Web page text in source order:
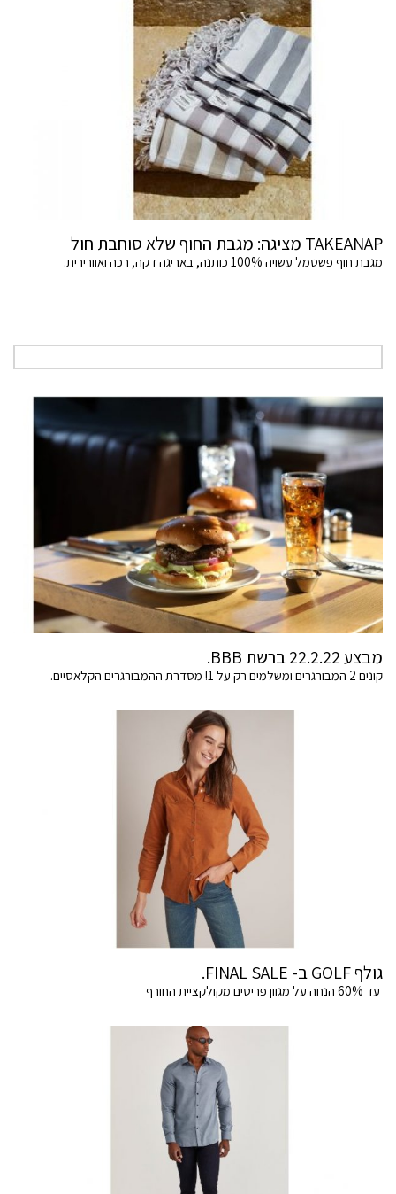
TAKEANAP מציגה: מגבת החוף שלא סוחבת חול
מגבת חוף פשטמל עשויה 100% כותנה, באריגה דקה, רכה ואוורירית.
מבצע 22.2.22 ברשת BBB.
קונים 2 המבורגרים ומשלמים רק על 1! מסדרת ההמבורגרים הקלאסיים.
גולף GOLF ב- FINAL SALE.
עד 60% הנחה על מגוון פריטים מקולקציית החורף